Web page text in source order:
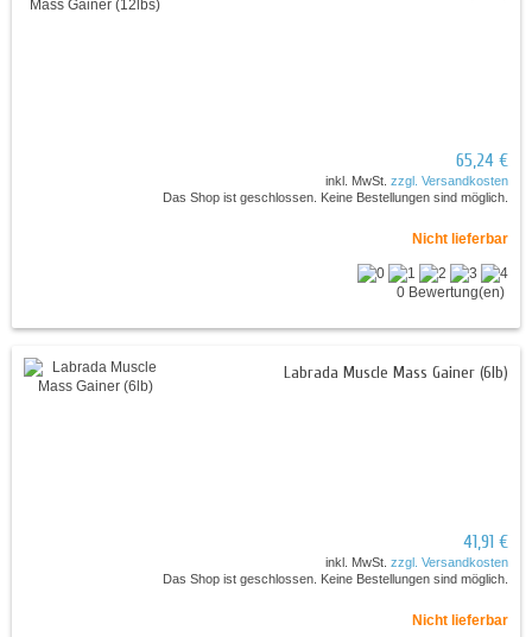
65,24 €
inkl. MwSt. zzgl. Versandkosten
Das Shop ist geschlossen. Keine Bestellungen sind möglich.
Nicht lieferbar
0 Bewertung(en)
Labrada Muscle Mass Gainer (6lb)
41,91 €
inkl. MwSt. zzgl. Versandkosten
Das Shop ist geschlossen. Keine Bestellungen sind möglich.
Nicht lieferbar